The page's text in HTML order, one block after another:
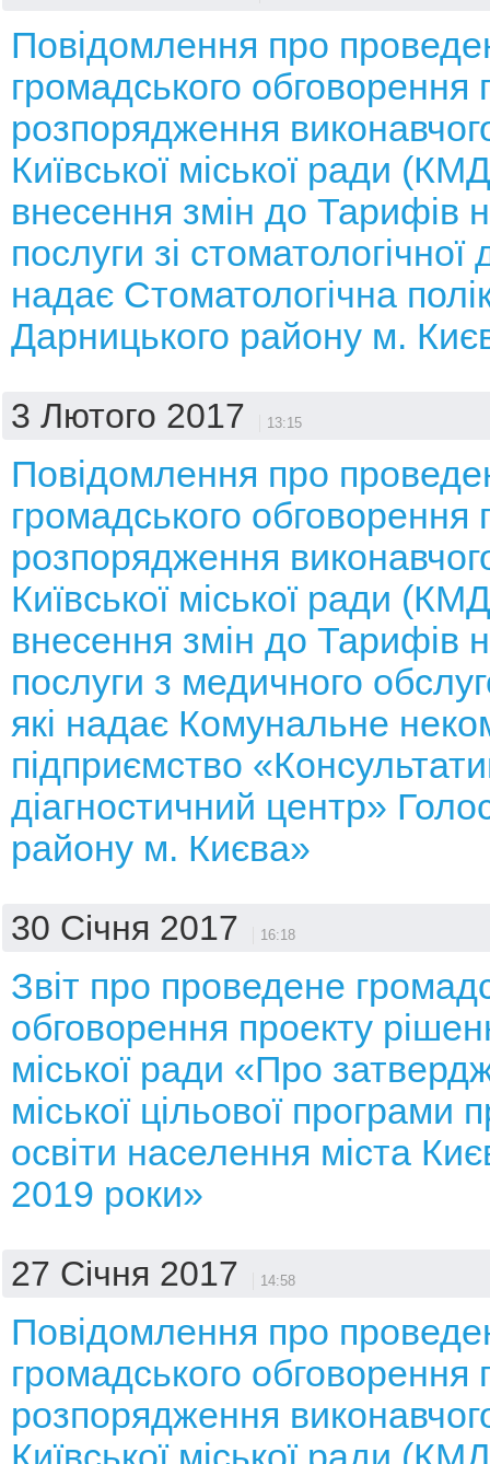
Повідомлення про
громадського обговорення
розпорядження
Київської міської ради
внесення змін до Тарифів
послуги зі стоматологічної
надає Стоматологічна
Дарницького району м.
3 Лютого 2017 13:15
Повідомлення про
громадського обговорення
розпорядження
Київської міської ради
внесення змін до Тарифів
послуги з медичного
які надає Комунальне
підприємство
діагностичний центр»
району м. Києва»
30 Січня 2017 16:18
Звіт про проведене
обговорення проекту
міської ради «Про
міської цільової програми
освіти населення міста
2019 роки»
27 Січня 2017 14:58
Повідомлення про
громадського обговорення
розпорядження